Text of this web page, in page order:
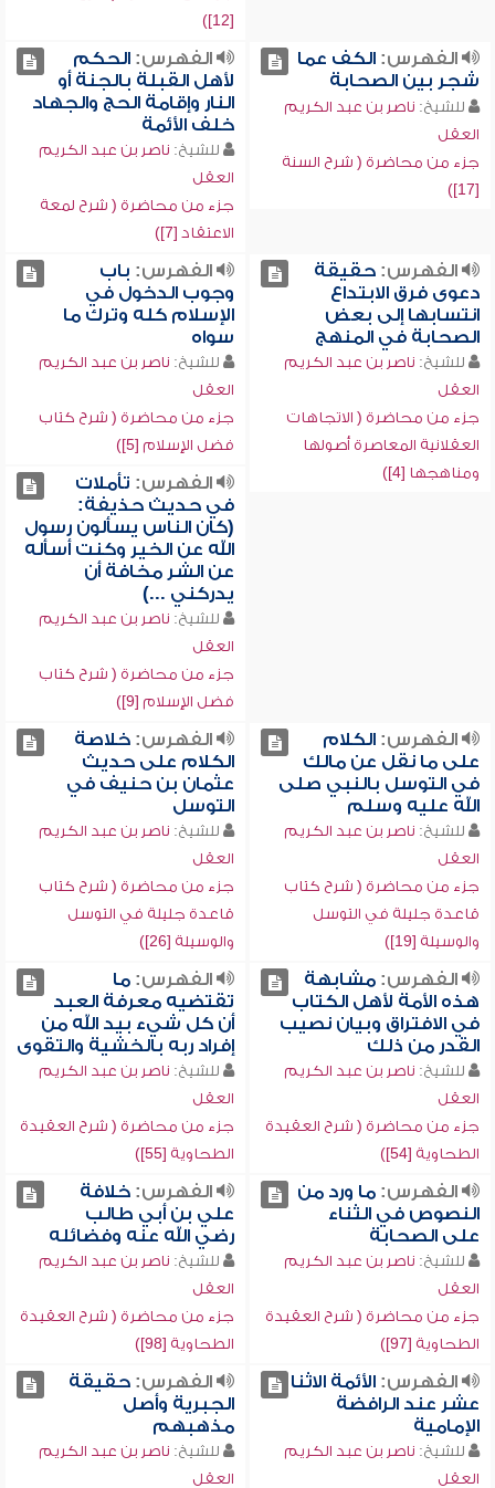
[12])
الفهرس:الكف عما
شجر بين الصحابة
للشيخ: ناصر بن عبد الكريم
العقل
جزء من محاضرة ( شرح السنة
[17])
الفهرس:الحكم
لأهل القبلة بالجنة أو
النار وإقامة الحج والجهاد
خلف الأئمة
للشيخ: ناصر بن عبد الكريم
العقل
جزء من محاضرة ( شرح لمعة
الاعتقاد [7])
الفهرس:حقيقة
دعوى فرق الابتداع
انتسابها إلى بعض
الصحابة في المنهج
للشيخ: ناصر بن عبد الكريم
العقل
جزء من محاضرة ( الاتجاهات
العقلانية المعاصرة أصولها
ومناهجها [4])
الفهرس: باب
وجوب الدخول في
الإسلام كله وترك ما
سواه
للشيخ: ناصر بن عبد الكريم
العقل
جزء من محاضرة ( شرح كتاب
فضل الإسلام [5])
الفهرس: تأملات
في حديث حذيفة:
(كان الناس يسألون رسول
الله عن الخير وكنت أسأله
عن الشر مخافة أن
يدركني ...)
للشيخ: ناصر بن عبد الكريم
العقل
جزء من محاضرة ( شرح كتاب
فضل الإسلام [9])
الفهرس:الكلام
على ما نقل عن مالك
في التوسل بالنبي صلى
الله عليه وسلم
للشيخ: ناصر بن عبد الكريم
العقل
جزء من محاضرة ( شرح كتاب
قاعدة جليلة في التوسل
والوسيلة [19])
الفهرس:خلاصة
الكلام على حديث
عثمان بن حنيف في
التوسل
للشيخ: ناصر بن عبد الكريم
العقل
جزء من محاضرة ( شرح كتاب
قاعدة جليلة في التوسل
والوسيلة [26])
الفهرس:مشابهة
هذه الأمة لأهل الكتاب
في الافتراق وبيان نصيب
القدر من ذلك
للشيخ: ناصر بن عبد الكريم
العقل
جزء من محاضرة ( شرح العقيدة
الطحاوية [54])
الفهرس:ما
تقتضيه معرفة العبد
أن كل شيء بيد الله من
إفراد ربه بالخشية والتقوى
للشيخ: ناصر بن عبد الكريم
العقل
جزء من محاضرة ( شرح العقيدة
الطحاوية [55])
الفهرس:ما ورد من
النصوص في الثناء
على الصحابة
للشيخ: ناصر بن عبد الكريم
العقل
جزء من محاضرة ( شرح العقيدة
الطحاوية [97])
الفهرس:خلافة
علي بن أبي طالب
رضي الله عنه وفضائله
للشيخ: ناصر بن عبد الكريم
العقل
جزء من محاضرة ( شرح العقيدة
الطحاوية [98])
الفهرس:الأئمة الاثنا
عشر عند الرافضة
الإمامية
للشيخ: ناصر بن عبد الكريم
العقل
الفهرس:حقيقة
الجبرية وأصل
مذهبهم
للشيخ: ناصر بن عبد الكريم
العقل